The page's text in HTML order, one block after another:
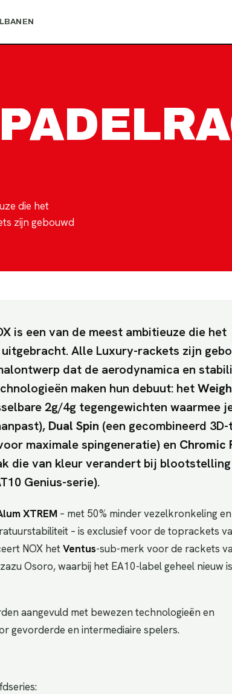
die het
zijn gebouwd
is een van de meest ambitieuze die het
Alle Luxury-rackets zijn
dat de aerodynamica en
maken hun debuut: het
2g/4g tegengewichten waarmee
Dual Spin (een gecombineerd
maximale spingeneratie) en Chromic
die van kleur verandert bij blootstelling
Genius-serie).
XTREM – met 50% minder vezelkronkeling
– is exclusief voor de toprackets
NOX hetVentus-sub-merk voor de rackets
Osoro, waarbij het EA10-label geheel nieuw
aangevuld met bewezen technologieën en
gevorderde en intermediaire spelers.